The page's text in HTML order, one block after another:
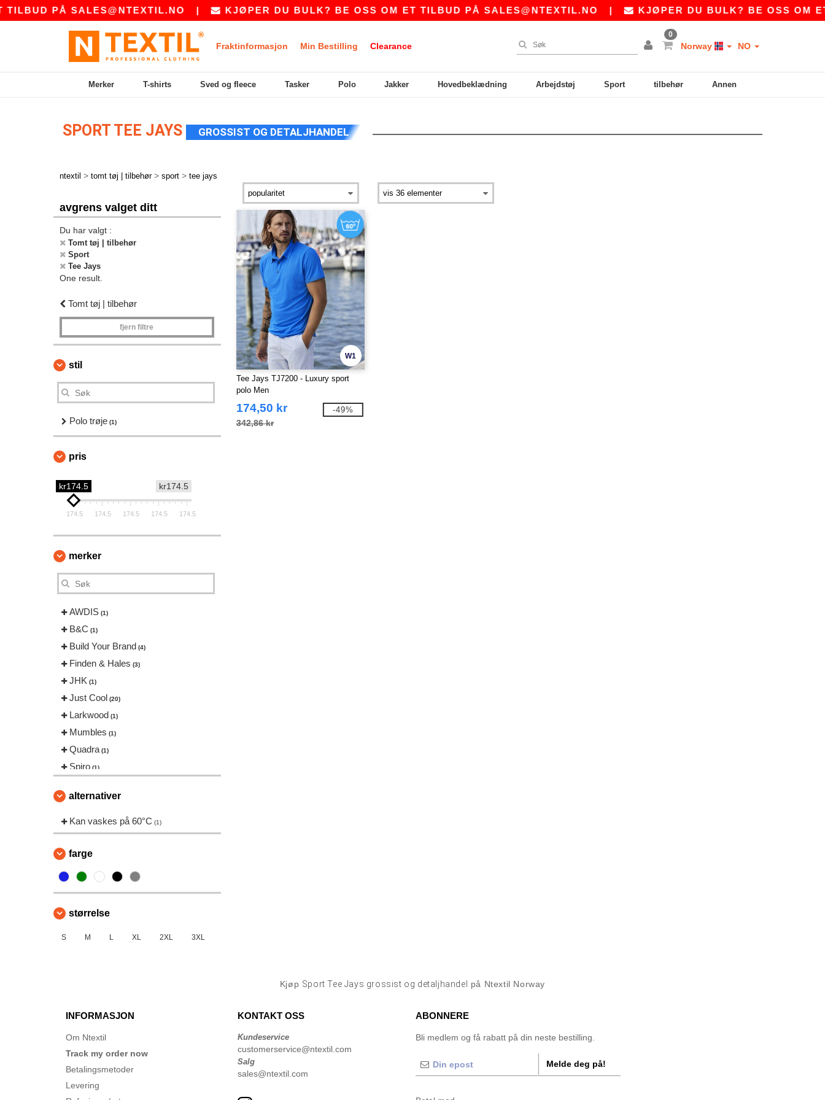
PÅSALES@NTEXTIL.NO| KJØPER DU BULK? BE OSS OM ET TILBUD PÅSALES@NTEXTIL.NO| KJØPER DU BULK? BE OSS OM ET
Fraktinformasjon Min Bestilling Clearance
0
Norway NO
Merker T-shirts Sved og fleece Tasker Polo Jakker Hovedbeklædning Arbejdstøj Sport tilbehør Annen
SPORT TEE JAYS GROSSIST OG DETALJHANDEL
ntextil > tomt tøj | tilbehør > sport > tee jays
avgrens valget ditt
Du har valgt :
Tomt tøj | tilbehør
Sport
Tee Jays
One result.
Tomt tøj | tilbehør
fjern filtre
stil
Polo trøje (1)
pris
kr174.5
kr174.5
174.5 174.5 174.5 174.5 174.5
merker
AWDIS (1)
B&C (1)
Build Your Brand (4)
Finden & Hales (3)
JHK (1)
Just Cool (20)
Larkwood (1)
Mumbles (1)
Quadra (1)
Spiro (1)
Tee Jays
Tombo (5)
Towel city (1)
VELILLA
alternativer
Kan vaskes på 60°C (1)
farge
størrelse
S M L XL 2XL 3XL
W1
Tee Jays TJ7200 - Luxury sport
polo Men
174,50 kr
342,86 kr
-49%
Kjøp Sport Tee Jays grossist og detaljhandel på Ntextil Norway
INFORMASJON
Om Ntextil
Track my order now
Betalingsmetoder
Levering
KONTAKT OSS
Kundeservice
customerservice@ntextil.com
Salg
sales@ntextil.com
ABONNERE
Bli medlem og få rabatt på din neste bestilling.
Melde deg på!